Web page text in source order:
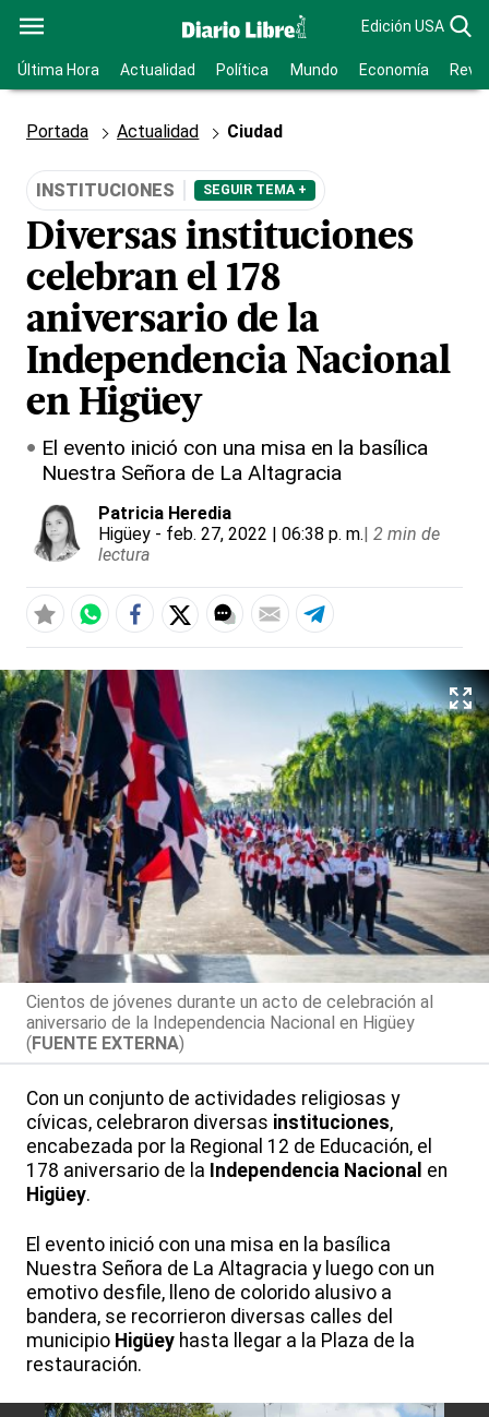
Edición USA
Última Hora Actualidad Política Mundo Economía
Portada Actualidad Ciudad
INSTITUCIONES SEGUIR TEMA +
Diversas instituciones
celebran el 178
aniversario de la
Independencia Nacional
en Higüey
El evento inició con una misa en la basílica
Nuestra Señora de La Altagracia
Patricia Heredia
Higüey - feb. 27, 2022 | 06:38 p. m.| 2 min de
lectura
Cientos de jóvenes durante un acto de celebración al
aniversario de la Independencia Nacional en Higüey
(FUENTE EXTERNA)
Con un conjunto de actividades religiosas y
cívicas, celebraron diversas instituciones,
encabezada por la Regional 12 de Educación, el
178 aniversario de la Independencia Nacional en
Higüey.
El evento inició con una misa en la basílica
Nuestra Señora de La Altagracia y luego con un
emotivo desfile, lleno de colorido alusivo a
bandera, se recorrieron diversas calles del
municipio Higüey hasta llegar a la Plaza de la
restauración.